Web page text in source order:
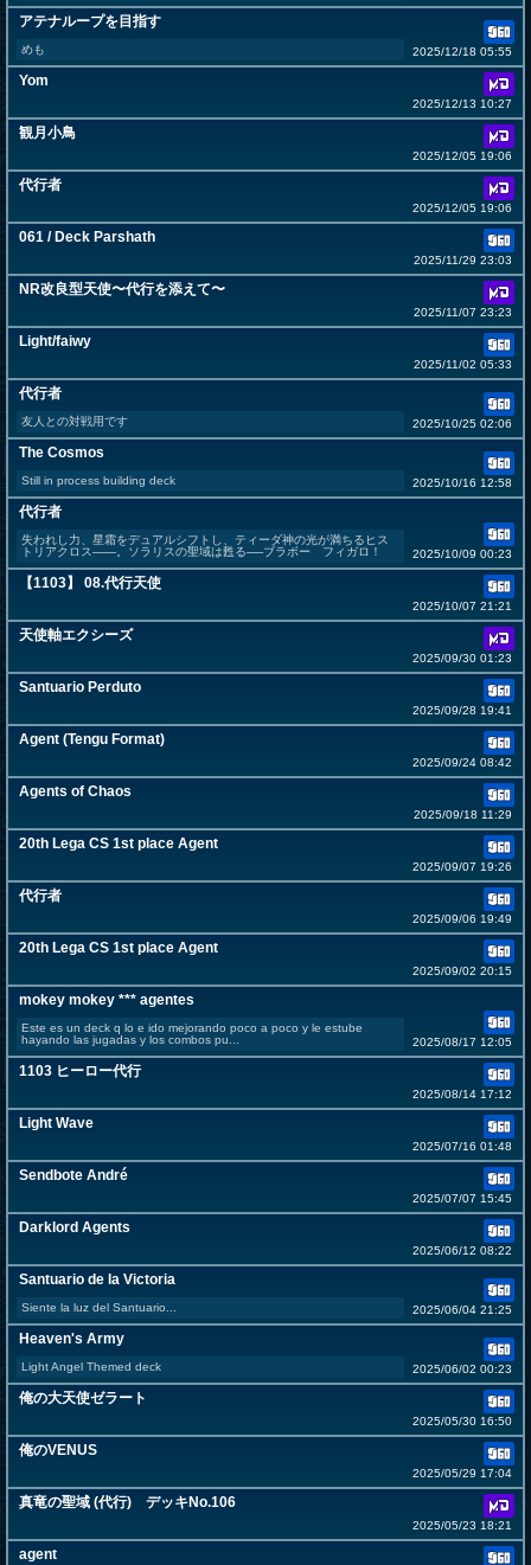
アテナループを目指す
めも 2025/12/18 05:55
Yom
2025/12/13 10:27
観月小鳥
2025/12/05 19:06
代行者
2025/12/05 19:06
061 / Deck Parshath
2025/11/29 23:03
NR改良型天使〜代行を添えて〜
2025/11/07 23:23
Light/faiwy
2025/11/02 05:33
代行者
友人との対戦用です 2025/10/25 02:06
The Cosmos
Still in process building deck 2025/10/16 12:58
代行者
失われし力、星霜をデュアルシフトし、ティーダ神の光が満ちるヒス
トリアクロス――。ソラリスの聖域は甦る──ブラボー フィガロ！
2025/10/09 00:23
【1103】 08.代行天使
2025/10/07 21:21
天使軸エクシーズ
2025/09/30 01:23
Santuario Perduto
2025/09/28 19:41
Agent (Tengu Format)
2025/09/24 08:42
Agents of Chaos
2025/09/18 11:29
20th Lega CS 1st place Agent
2025/09/07 19:26
代行者
2025/09/06 19:49
20th Lega CS 1st place Agent
2025/09/02 20:15
mokey mokey *** agentes
Este es un deck q lo e ido mejorando poco a poco y le estube
hayando las jugadas y los combos pu...
2025/08/17 12:05
1103 ヒーロー代行
2025/08/14 17:12
Light Wave
2025/07/16 01:48
Sendbote André
2025/07/07 15:45
Darklord Agents
2025/06/12 08:22
Santuario de la Victoria
Siente la luz del Santuario... 2025/06/04 21:25
Heaven's Army
Light Angel Themed deck 2025/06/02 00:23
俺の大天使ゼラート
2025/05/30 16:50
俺のVENUS
2025/05/29 17:04
真竜の聖域 (代行) デッキNo.106
2025/05/23 18:21
agent